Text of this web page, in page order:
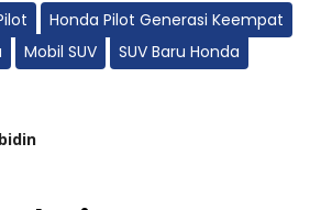
Honda Pilot Generasi Keempat
Mobil SUV SUV Baru Honda